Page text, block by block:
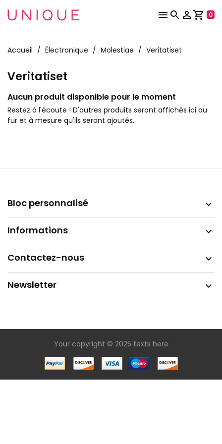
   shopping_cart 0
Accueil Électronique Molestiae Veritatiset
Veritatiset
Aucun produit disponible pour le moment
Restez à l'écoute ! D'autres produits seront affichés ici au
fur et à mesure qu'ils seront ajoutés.
Bloc personnalisé 
Informations 
Contactez-nous 
Newsletter 
Your copyright © 2025 texts here